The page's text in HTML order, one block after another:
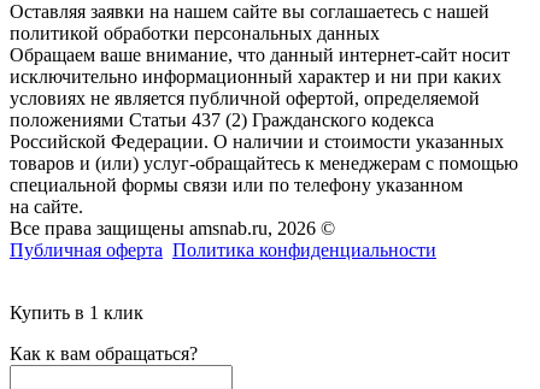
Оставляя заявки на нашем сайте вы соглашаетесь с нашей
политикой обработки персональных данных
Обращаем ваше внимание, что данный интернет-сайт носит
исключительно информационный характер и ни при каких
условиях не является публичной офертой, определяемой
положениями Статьи 437 (2) Гражданского кодекса
Российской Федерации. О наличии и стоимости указанных
товаров и (или) услуг-обращайтесь к менеджерам с помощью
специальной формы связи или по телефону указанном
на сайте.
Все права защищены amsnab.ru, 2026 ©
Публичная оферта Политика конфиденциальности
Купить в 1 клик
Как к вам обращаться?